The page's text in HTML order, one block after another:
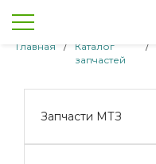
Главная /
Каталог
запчастей
/
Запчасти МТЗ